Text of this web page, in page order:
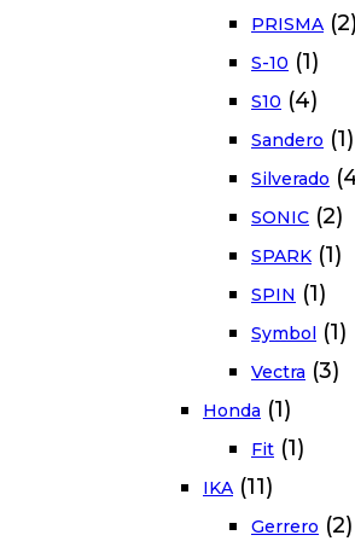
PRISMA (2)
S-10 (1)
S10 (4)
Sandero (1)
Silverado
SONIC (2)
SPARK (1)
SPIN (1)
Symbol (1)
Vectra (3)
Honda (1)
Fit (1)
IKA (11)
Gerrero (2)